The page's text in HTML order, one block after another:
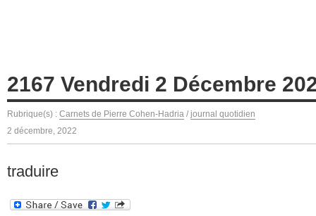
2167 Vendredi 2 Décembre
Rubrique(s) : Carnets de Pierre Cohen-Hadria / journal quotidien
2 décembre, 2022
traduire